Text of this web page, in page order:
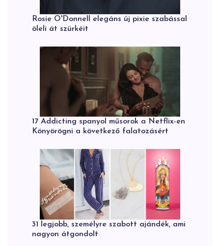
Rosie O'Donnell elegáns új pixie szabással
öleli át szürkéit
17 Addicting spanyol műsorok a Netflix-en
Könyörögni a következő falatozásért
31 legjobb, személyre szabott ajándék, ami
nagyon átgondolt